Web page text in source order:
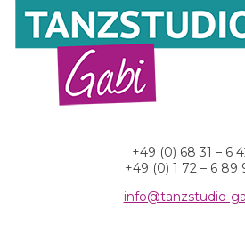
+49 (0) 68 31 – 6
+49 (0) 1 72 – 6 89
info@tanzstudio-